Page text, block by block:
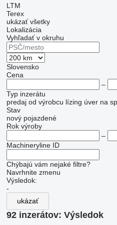
LTM
Terex
ukázať všetky
Lokalizácia
Vyhľadať v okruhu
Slovensko
Cena
–
Typ inzerátu
predaj od výrobcu lízing úver na
Stav
nový pojazdené
Rok výroby
–
Machineryline ID
Chýbajú vám nejaké filtre?
Navrhnite zmenu
Výsledok:
-
ukázať
92 inzerátov: Výsledok